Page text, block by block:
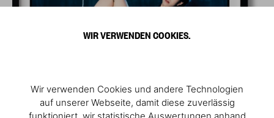
WIR VERWENDEN COOKIES.
Wir verwenden Cookies und andere Technologien
auf unserer Webseite, damit diese zuverlässig